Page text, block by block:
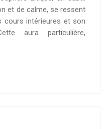
et de calme, se ressent
cours intérieures et son
aura particulière,